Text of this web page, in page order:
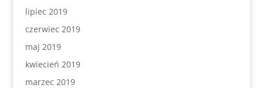
lipiec 2019
czerwiec 2019
maj 2019
kwiecień 2019
marzec 2019